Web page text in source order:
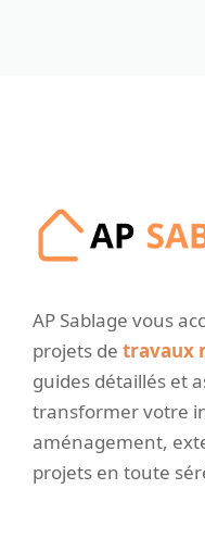
AP Sablage vous
projets de travaux
guides détaillés et
transformer votre
aménagement,
projets en toute